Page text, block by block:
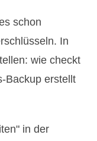
schon
In
wie checkt
Backup erstellt
in der